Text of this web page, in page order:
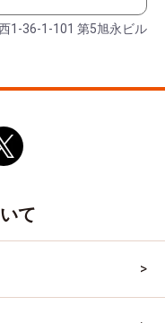
1-36-1-101 第5旭永ビル
て